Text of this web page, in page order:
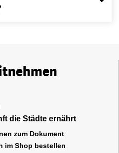
die Städte ernährt
zum Dokument
im Shop bestellen